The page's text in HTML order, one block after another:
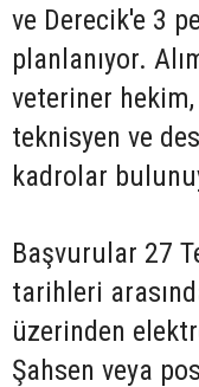
ve Derecik'e 3
planlanıyor.
veteriner
teknisyen ve
kadrolar
Başvurular 27
tarihleri
üzerinden
Şahsen veya